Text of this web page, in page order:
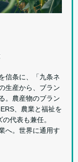
信条に、「九条ネ
生産から、ブラン
。農産物のブラン
、農業と福祉を
代表も兼任。
へ。世界に通用す